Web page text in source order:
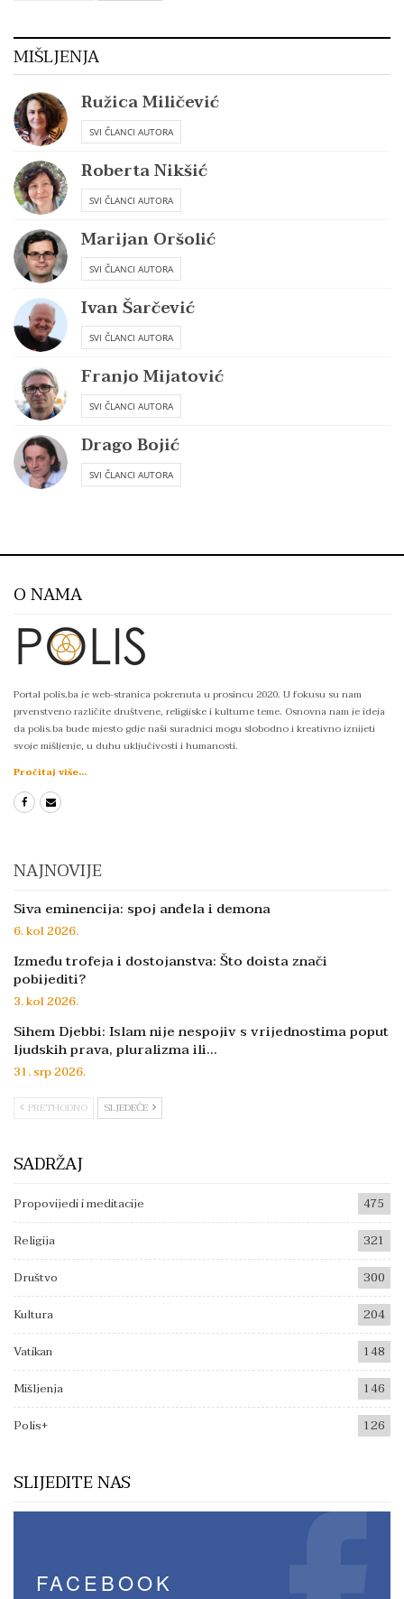
MIŠLJENJA
Ružica Miličević
SVI ČLANCI AUTORA
Roberta Nikšić
SVI ČLANCI AUTORA
Marijan Oršolić
SVI ČLANCI AUTORA
Ivan Šarčević
SVI ČLANCI AUTORA
Franjo Mijatović
SVI ČLANCI AUTORA
Drago Bojić
SVI ČLANCI AUTORA
O NAMA
Portal polis.ba je web-stranica pokrenuta u prosincu 2020. U fokusu su nam
prvenstveno različite društvene, religijske i kulturne teme. Osnovna nam je ideja
da polis.ba bude mjesto gdje naši suradnici mogu slobodno i kreativno iznijeti
svoje mišljenje, u duhu uključivosti i humanosti.
Pročitaj više...
NAJNOVIJE
Siva eminencija: spoj anđela i demona
6. kol 2026.
Između trofeja i dostojanstva: Što doista znači
pobijediti?
3. kol 2026.
Sihem Djebbi: Islam nije nespojiv s vrijednostima poput
ljudskih prava, pluralizma ili…
31. srp 2026.
PRETHODNO SLJEDEĆE
SADRŽAJ
Propovijedi i meditacije
475
Religija
321
Društvo
300
Kultura
204
Vatikan
148
Mišljenja
146
Polis+
126
SLIJEDITE NAS
FACEBOOK